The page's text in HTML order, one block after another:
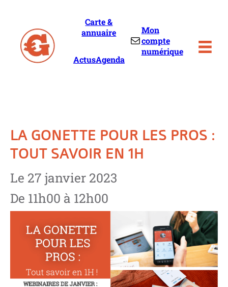
Carte &
annuaire
ActusAgenda
Mail
Mon
compte
numérique
LA GONETTE POUR LES PROS :
TOUT SAVOIR EN 1H
Le 27 janvier 2023
De 11h00 à 12h00